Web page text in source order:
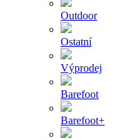
Outdoor
Ostatní
Výprodej
Barefoot
Barefoot+